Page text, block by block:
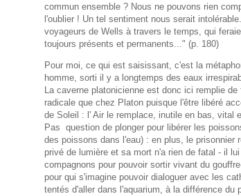
commun ensemble ? Nous ne pouvons rien
l'oublier ! Un tel sentiment nous serait
voyageurs de Wells à travers le temps, qui
toujours présents et permanents..." (p. 180)
Pour moi, ce qui est saisissant, c'est la
homme, sorti il y a longtemps des eaux
La caverne platonicienne est donc ici remplie
radicale que chez Platon puisque l'être libéré
de Soleil : l' Air le remplace, inutile en bas, vital
Pas question de plonger pour libérer les
des poissons dans l'eau) : en plus, le prisonnier
privé de lumière et sa mort n'a rien de fatal - il
compagnons pour pouvoir sortir vivant du
pour qui s'imagine pouvoir dialoguer avec les
tentés d'aller dans l'aquarium, à la différence du